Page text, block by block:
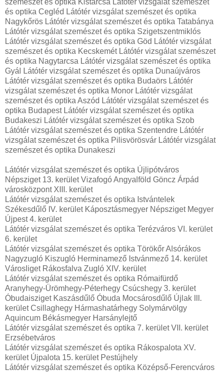
és optika Cegléd Látótér vizsgálat szemészet és optika
Nagykőrös Látótér vizsgálat szemészet és optika Tatabánya
Látótér vizsgálat szemészet és optika Szigetszentmiklós
Látótér vizsgálat szemészet és optika Göd Látótér vizsgálat
szemészet és optika Kecskemét Látótér vizsgálat szemészet
és optika Nagytarcsa Látótér vizsgálat szemészet és optika
Gyál Látótér vizsgálat szemészet és optika Dunaújváros
Látótér vizsgálat szemészet és optika Budaörs Látótér
vizsgálat szemészet és optika Monor Látótér vizsgálat
szemészet és optika Aszód Látótér vizsgálat szemészet és
optika Budapest Látótér vizsgálat szemészet és optika
Budakeszi Látótér vizsgálat szemészet és optika Szob
Látótér vizsgálat szemészet és optika Szentendre Látótér
vizsgálat szemészet és optika Pilisvörösvár Látótér vizsgálat
szemészet és optika Dunakeszi
Látótér vizsgálat szemészet és optika Újlipótváros
Népsziget 13. kerület Vizafogó Angyalföld Göncz Árpád
városközpont XIII. kerület
Látótér vizsgálat szemészet és optika Istvántelek
Székesdűlő IV. kerület Káposztásmegyer Népsziget Megyer
Újpest 4. kerület
Látótér vizsgálat szemészet és optika Terézváros VI. kerület
6. kerület
Látótér vizsgálat szemészet és optika Törökőr Alsórákos
Nagyzugló Kiszugló Herminamező Istvánmező 14. kerület
Városliget Rákosfalva Zugló XIV. kerület
Látótér vizsgálat szemészet és optika Rómaifürdő
Aranyhegy-Ürömhegy-Péterhegy Csúcshegy 3. kerület
Óbudaisziget Kaszásdűlő Óbuda Mocsárosdűlő Újlak III.
kerület Csillaghegy Hármashatárhegy Solymárvölgy
Aquincum Békásmegyer Harsánylejtő
Látótér vizsgálat szemészet és optika 7. kerület VII. kerület
Erzsébetváros
Látótér vizsgálat szemészet és optika Rákospalota XV.
kerület Újpalota 15. kerület Pestújhely
Látótér vizsgálat szemészet és optika Középső-Ferencváros